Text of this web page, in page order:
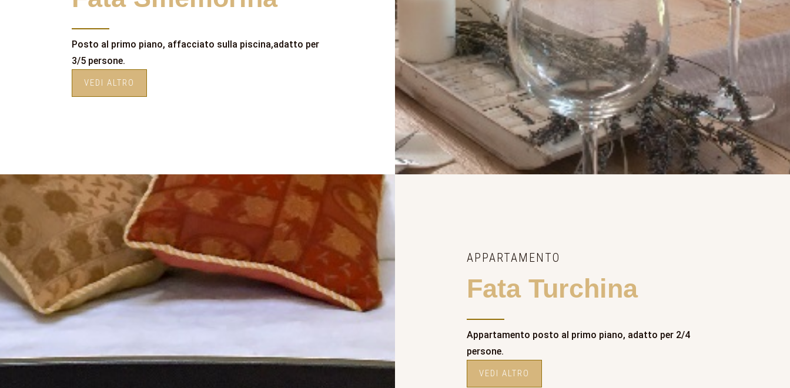
Posto al primo piano, affacciato sulla piscina,adatto per
3/5 persone.
VEDI ALTRO
APPARTAMENTO
Fata Turchina
Appartamento posto al primo piano, adatto per 2/4
persone.
VEDI ALTRO